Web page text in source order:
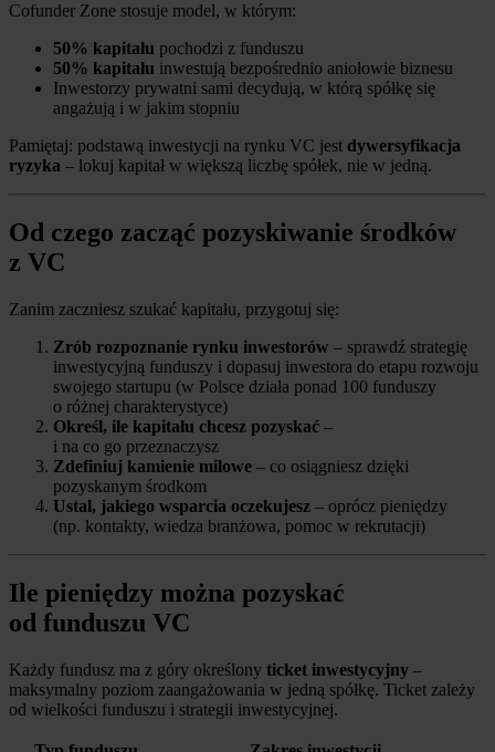
Cofunder Zone stosuje model, w którym:
50% kapitału pochodzi z funduszu
50% kapitału inwestują bezpośrednio aniołowie biznesu
Inwestorzy prywatni sami decydują, w którą spółkę się
angażują i w jakim stopniu
Pamiętaj: podstawą inwestycji na rynku VC jest dywersyfikacja
ryzyka – lokuj kapitał w większą liczbę spółek, nie w jedną.
Od czego zacząć pozyskiwanie środków
z VC
Zanim zaczniesz szukać kapitału, przygotuj się:
Zrób rozpoznanie rynku inwestorów – sprawdź strategię
inwestycyjną funduszy i dopasuj inwestora do etapu rozwoju
swojego startupu (w Polsce działa ponad 100 funduszy
o różnej charakterystyce)
Określ, ile kapitału chcesz pozyskać –
i na co go przeznaczysz
Zdefiniuj kamienie milowe – co osiągniesz dzięki
pozyskanym środkom
Ustal, jakiego wsparcia oczekujesz – oprócz pieniędzy
(np. kontakty, wiedza branżowa, pomoc w rekrutacji)
Ile pieniędzy można pozyskać
od funduszu VC
Każdy fundusz ma z góry określony ticket inwestycyjny –
maksymalny poziom zaangażowania w jedną spółkę. Ticket zależy
od wielkości funduszu i strategii inwestycyjnej.